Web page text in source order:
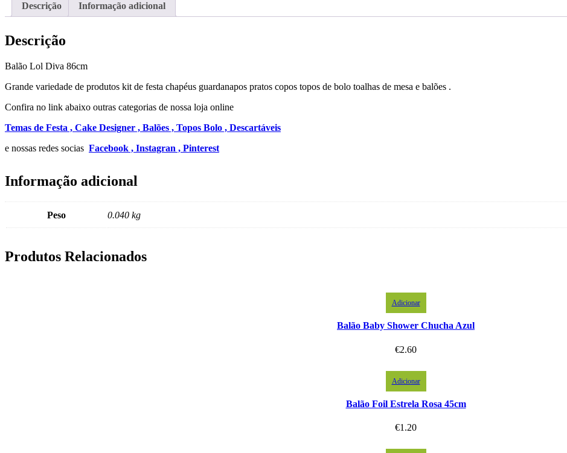
Descrição Informação adicional
Descrição
Balão Lol Diva 86cm
Grande variedade de produtos kit de festa chapéus guardanapos pratos copos topos de bolo toalhas de mesa e balões .
Confira no link abaixo outras categorias de nossa loja online
Temas de Festa , Cake Designer , Balões , Topos Bolo , Descartáveis
e nossas redes socias Facebook , Instagran , Pinterest
Informação adicional
Peso 0.040 kg
Produtos Relacionados
Adicionar
Balão Baby Shower Chucha Azul
€2.60
Adicionar
Balão Foil Estrela Rosa 45cm
€1.20